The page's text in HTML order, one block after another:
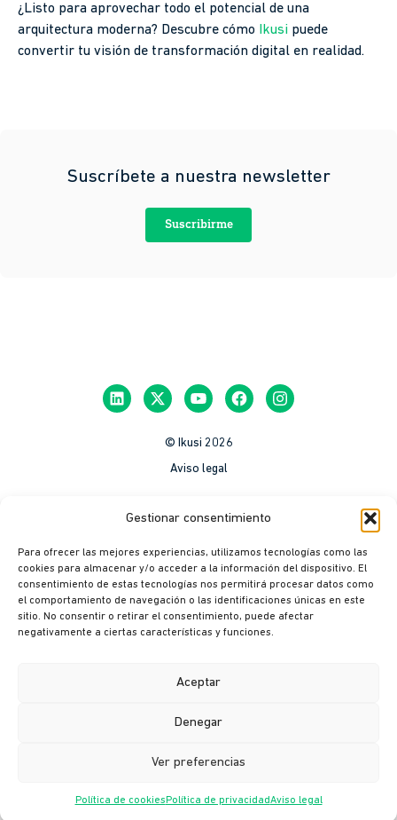
Gestionar consentimiento
Para ofrecer las mejores experiencias, utilizamos tecnologías como las
cookies para almacenar y/o acceder a la información del dispositivo. El
consentimiento de estas tecnologías nos permitirá procesar datos como
el comportamiento de navegación o las identificaciones únicas en este
sitio. No consentir o retirar el consentimiento, puede afectar
negativamente a ciertas características y funciones.
Aceptar
Denegar
Ver preferencias
Política de cookies Política de privacidadAviso legal
¿Listo para aprovechar todo el potencial de una
arquitectura moderna? Descubre cómo Ikusi puede
convertir tu visión de transformación digital en realidad.
Suscríbete a nuestra newsletter
Suscribirme
© Ikusi 2026
Aviso legal
Política de Privacidad
México
Colombia
México
Canal ético